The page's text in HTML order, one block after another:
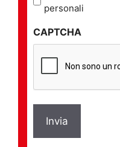
sulla
*
personali
CAPTCHA